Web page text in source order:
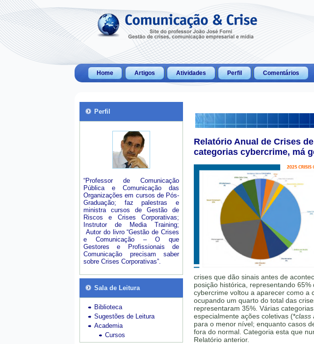
Home Artigos Atividades Perfil Comentários
Perfil
“Professor de Comunicação
Pública e Comunicação das
Organizações em cursos de Pós-
Graduação; faz palestras e
ministra cursos de Gestão de
Riscos e Crises Corporativas;
Instrutor de Media Training;
Autor do livro “Gestão de Crises
e Comunicação – O que
Gestores e Profissionais de
Comunicação precisam saber
sobre Crises Corporativas”.
Sala de Leitura
Biblioteca
Sugestões de Leitura
Academia
Cursos
Relatório Anual de Crises
categorias cybercrime, má
crises que dão sinais antes de
posição histórica, representando
cybercrime voltou a aparecer como a
ocupando um quarto do total das
representaram 35%. Várias
especialmente ações coletivas (*class
para o menor nível; enquanto casos
fora do normal. Categoria esta que
Relatório anterior.